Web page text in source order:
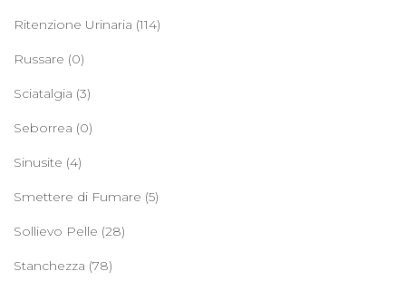
Ritenzione Urinaria (114)
Russare (0)
Sciatalgia (3)
Seborrea (0)
Sinusite (4)
Smettere di Fumare (5)
Sollievo Pelle (28)
Stanchezza (78)